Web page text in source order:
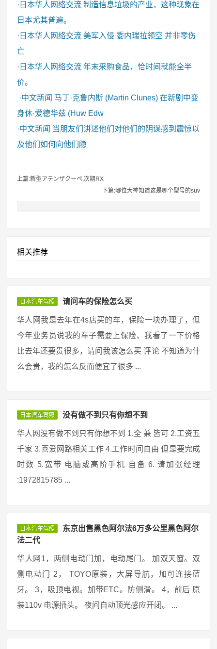
· 日本华人网络交流 制造信息垃圾的产业，这种现象在
日本尤其普遍。
· 日本华人网络交流 美军入侵 委内瑞拉领空 并非零伤
亡
· 日本华人网络交流 年末采购食品，恰时间就能全半
价。
·中文新闻 马丁·克鲁内斯 (Martin Clunes) 在新剧中变
身休·爱德华兹 (Huw Edw
·中文新闻 当朋友们讲述他们对他们的阴谋感到震惊以
及他们如何向他们隐
上篇:新型アテンザクーペ,次期RX
下篇:哪位大神知道这是哪个型号的suv
相关推荐
日本汽车驾照 请问车的保险怎么买
华人网我是去年在4s店买的车，保险一块办理了，但
今年业务员说我的车子需要上保险、我看了一下价格
比去年还要贵很多，请问我该怎么买 评论 不知道为什
么会贵，我的怎么反而便宜了很多 ...
日本汽车驾照 没有做不到只有你想不到
华人网没有做不到只有你想不到 1.全 兼 皆可 2.工资五
千家 3.喜爱网路相关工作 4.工作时间自由 但是要完成
时数 5.宽带 电脑或高阶手机 自备 6. 请加张经理
:1972815785 ...
日本汽车驾照
东京出售黑色阿尔法6万多公里黑色阿尔
法二代
华人网1，两侧电动门加，电动尾门。 加双天窗。双
侧电动门 2， TOYO原装，大屏导航，加可连接蓝
牙。 3，吸顶电视。加带ETC。防侧滑。 4，前后 原
装110v 电源插头。 夜间自动顶光感应开闭。 ...